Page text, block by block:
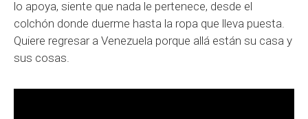
lo apoya, siente que nada le pertenece, desde el
colchón donde duerme hasta la ropa que lleva puesta.
Quiere regresar a Venezuela porque allá están su casa y
sus cosas.